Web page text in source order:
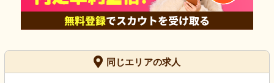
同じエリアの求人